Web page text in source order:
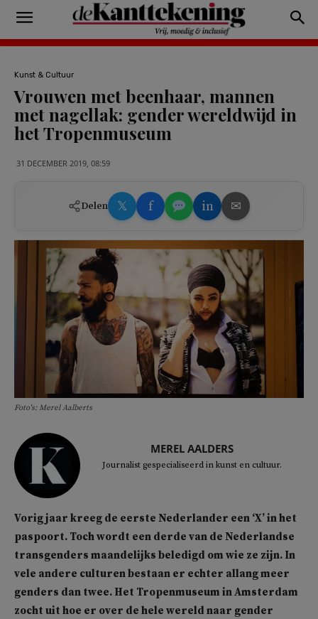
Kunst & Cultuur
Vrouwen met beenhaar, mannen
met nagellak: gender wereldwijd in
het Tropenmuseum
31 DECEMBER 2019, 08:59
Delen 𝕏 f in ✉
Foto's: Merel Aalberts
MEREL AALDERS
Journalist gespecialiseerd in kunst en cultuur.
Vorig jaar kreeg de eerste Nederlander een ‘X’ in het
paspoort. Toch wordt een derde van de Nederlandse
transgenders maandelijks beledigd om wie ze zijn. In
vele andere culturen bestaan er echter allang meer
genders dan twee. Het Tropenmuseum in Amsterdam
zocht uit hoe er over de hele wereld naar gender